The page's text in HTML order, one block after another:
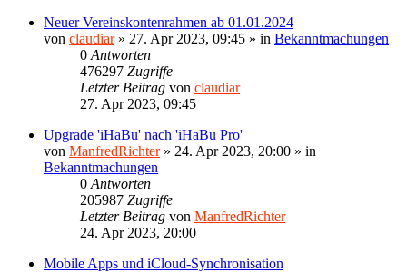
Neuer Vereinskontenrahmen ab 01.01.2024
von claudiar» 27. Apr 2023, 09:45 » in Bekanntmachungen
0 Antworten
476297 Zugriffe
Letzter Beitrag von claudiar
27. Apr 2023, 09:45
Upgrade 'iHaBu' nach 'iHaBu Pro'
von ManfredRichter» 24. Apr 2023, 20:00 » in
Bekanntmachungen
0 Antworten
205987 Zugriffe
Letzter Beitrag von ManfredRichter
24. Apr 2023, 20:00
Mobile Apps und iCloud-Synchronisation